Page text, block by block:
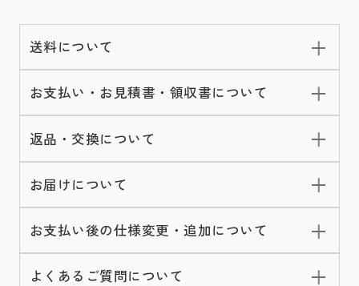
送料について
お支払い・お見積書・領収書について
返品・交換について
お届けについて
お支払い後の仕様変更・追加について
よくあるご質問について